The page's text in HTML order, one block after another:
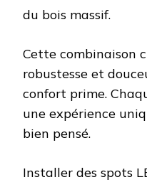
du bois massif.
Cette combinaison
robustesse et
confort prime.
une expérience
bien pensé.
Installer des spots